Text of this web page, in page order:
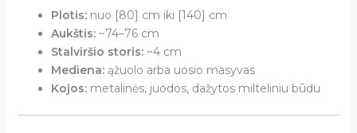
Plotis:nuo [80] cm iki [140] cm
Aukštis:~74–76 cm
Stalviršio storis:~4 cm
Mediena:ąžuolo arba uosio masyvas
Kojos:metalinės, juodos, dažytos milteliniu būdu